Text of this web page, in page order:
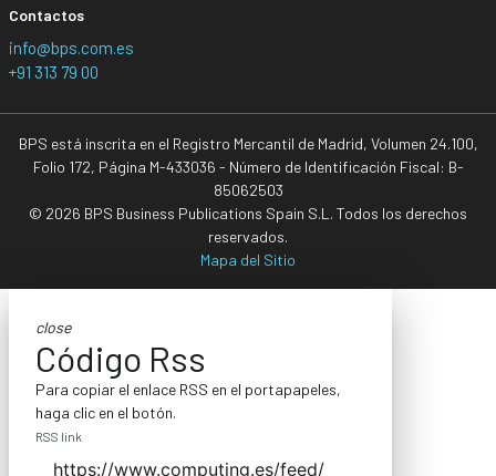
Contactos
info@bps.com.es
+91 313 79 00
BPS está inscrita en el Registro Mercantil de Madrid, Volumen 24.100,
Folio 172, Página M-433036 - Número de Identificación Fiscal: B-
85062503
© 2026 BPS Business Publications Spain S.L. Todos los derechos
reservados.
Mapa del Sitio
close
Código Rss
Para copiar el enlace RSS en el portapapeles,
haga clic en el botón.
RSS link